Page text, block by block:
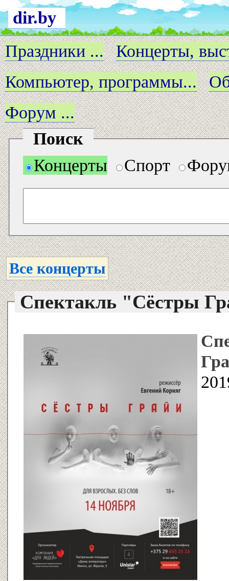
dir.by
Праздники ...
Концерты,
Компьютер, программы...
Форум ...
Поиск
Концерты
Спорт
Все концерты
Спектакль "Сёстры